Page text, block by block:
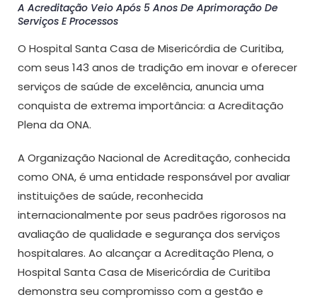
A Acreditação Veio Após 5 Anos De Aprimoração De
Serviços E Processos
O Hospital Santa Casa de Misericórdia de Curitiba,
com seus 143 anos de tradição em inovar e oferecer
serviços de saúde de excelência, anuncia uma
conquista de extrema importância: a Acreditação
Plena da ONA.
A Organização Nacional de Acreditação, conhecida
como ONA, é uma entidade responsável por avaliar
instituições de saúde, reconhecida
internacionalmente por seus padrões rigorosos na
avaliação de qualidade e segurança dos serviços
hospitalares. Ao alcançar a Acreditação Plena, o
Hospital Santa Casa de Misericórdia de Curitiba
demonstra seu compromisso com a gestão e